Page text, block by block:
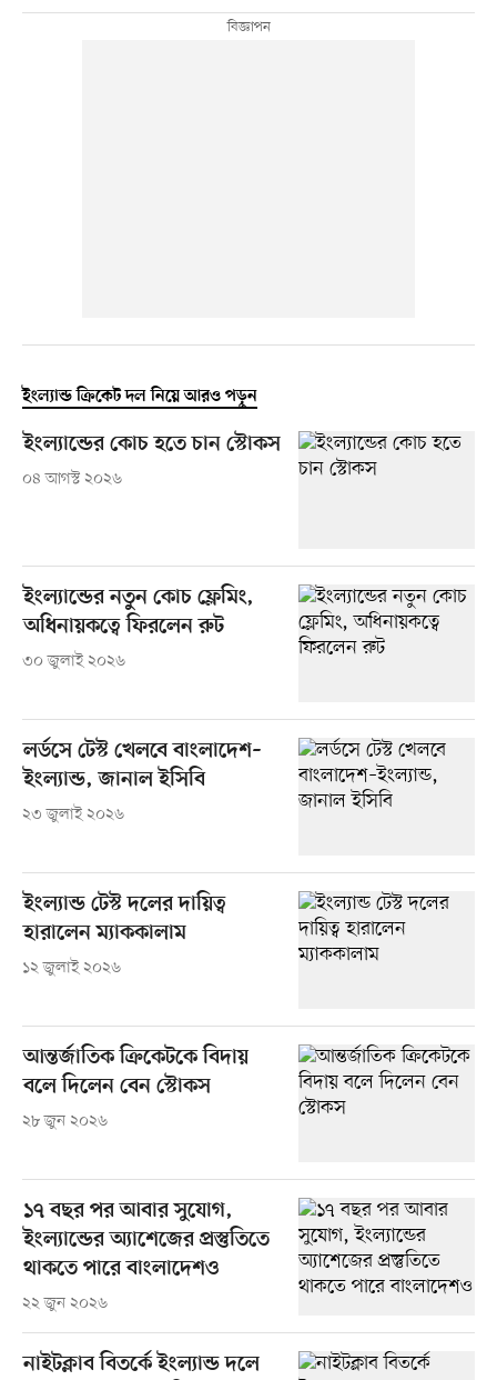
ইংল্যান্ড ক্রিকেট দল নিয়ে আরও পড়ুন
ইংল্যান্ডের কোচ হতে চান স্টোকস
০৪ আগস্ট ২০২৬
ইংল্যান্ডের নতুন কোচ ফ্লেমিং,
অধিনায়কত্বে ফিরলেন রুট
৩০ জুলাই ২০২৬
লর্ডসে টেস্ট খেলবে বাংলাদেশ–
ইংল্যান্ড, জানাল ইসিবি
২৩ জুলাই ২০২৬
ইংল্যান্ড টেস্ট দলের দায়িত্ব
হারালেন ম্যাককালাম
১২ জুলাই ২০২৬
আন্তর্জাতিক ক্রিকেটকে বিদায়
বলে দিলেন বেন স্টোকস
২৮ জুন ২০২৬
১৭ বছর পর আবার সুযোগ,
ইংল্যান্ডের অ্যাশেজের প্রস্তুতিতে
থাকতে পারে বাংলাদেশও
২২ জুন ২০২৬
নাইটক্লাব বিতর্কে ইংল্যান্ড দলে